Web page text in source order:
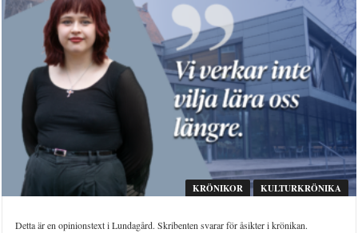
KRÖNIKOR KULTURKRÖNIKA
Detta är en opinionstext i Lundagård. Skribenten svarar för åsikter i krönikan.